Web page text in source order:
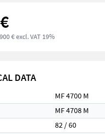
€ excl. VAT 19%
DATA
MF 4700 M
MF 4708 M
82 / 60